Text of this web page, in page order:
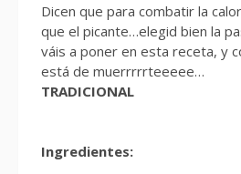
Dicen que para combatir la
que el picante…elegid bien la
váis a poner en esta receta, y
está de muerrrrrteeeee…
TRADICIONAL
Ingredientes: